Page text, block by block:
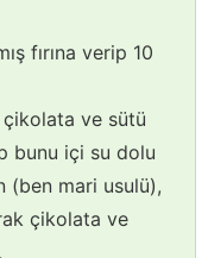
fırına verip 10
çikolata ve sütü
bunu içi su dolu
(ben mari usulü),
çikolata ve